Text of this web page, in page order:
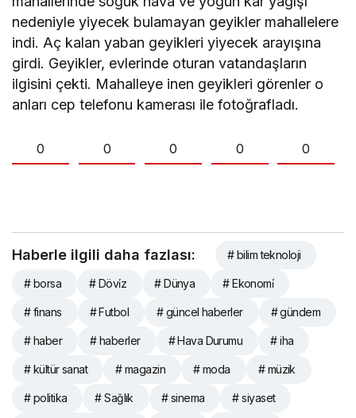
nedeniyle yiyecek bulamayan geyikler mahallelere
indi. Aç kalan yaban geyikleri yiyecek arayışına
girdi. Geyikler, evlerinde oturan vatandaşların
ilgisini çekti. Mahalleye inen geyikleri görenler o
anları cep telefonu kamerası ile fotoğrafladı.
0 0 0 0 0
Haberle ilgili daha fazlası: # bilim teknoloji
# borsa # Dövi̇z # Dünya # Ekonomi̇
# finans # Futbol # güncel haberler # gündem
# haber # haberler # Hava Durumu # iha
# kültür sanat # magazin # moda # müzik
# politika # Sağlık # sinema # siyaset